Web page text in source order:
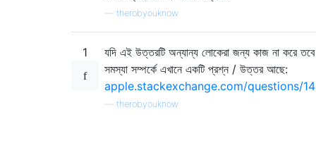
therobyouknow
1
যদি এই উত্তরটি অন্যান্য লোকেরা জন্য কাজ না করে
সমস্যা সম্পর্কে এখানে একটি প্রশ্ন / উত্তর আছে:
apple.stackexchange.com/questions/
therobyouknow